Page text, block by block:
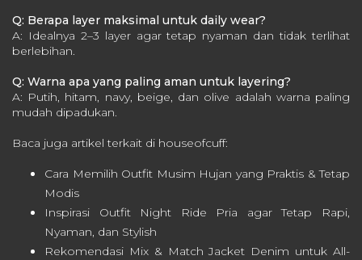
Q: Berapa layer maksimal untuk daily wear?
A: Idealnya 2–3 layer agar tetap nyaman dan tidak terlihat
berlebihan.
Q: Warna apa yang paling aman untuk layering?
A: Putih, hitam, navy, beige, dan olive adalah warna paling
mudah dipadukan.
Baca juga artikel terkait di houseofcuff:
Cara Memilih Outfit Musim Hujan yang Praktis & Tetap
Modis
Inspirasi Outfit Night Ride Pria agar Tetap Rapi,
Nyaman, dan Stylish
Rekomendasi Mix & Match Jacket Denim untuk All-